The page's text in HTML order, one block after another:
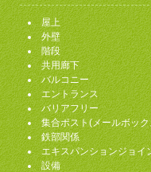
屋上
外壁
階段
共用廊下
バルコニー
エントランス
バリアフリー
集合ポスト(メールボッ
鉄部関係
エキスパンションジョイ
設備